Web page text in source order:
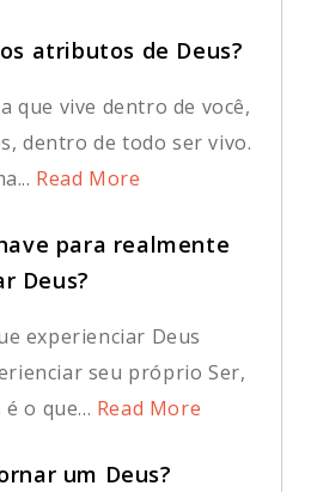
atributos de Deus?
que vive dentro de você,
dentro de todo ser vivo.
Read More
para realmente
Deus?
experienciar Deus
seu próprio Ser,
o que... Read More
um Deus?